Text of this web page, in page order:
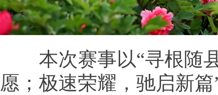
本次赛事以“寻根随
愿；极速荣耀，驰启新